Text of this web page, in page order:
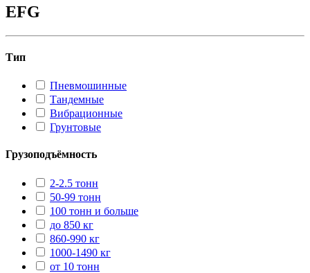
EFG
Тип
Пневмошинные
Тандемные
Вибрационные
Грунтовые
Грузоподъёмность
2-2.5 тонн
50-99 тонн
100 тонн и больше
до 850 кг
860-990 кг
1000-1490 кг
от 10 тонн